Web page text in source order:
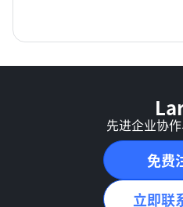
先进企业协
免费
立即联